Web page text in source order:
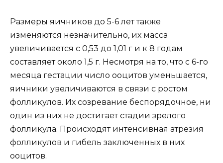
Размеры яичников до 5-6 лет также
изменяются незначительно, их масса
увеличивается с 0,53 до 1,01 г и к 8 годам
составляет около 1,5 г. Несмотря на то, что с 6-го
месяца гестации число ооцитов уменьшается,
яичники увеличиваются в связи с ростом
фолликулов. Их созревание беспорядочное, ни
один из них не достигает стадии зрелого
фолликула. Происходят интенсивная атрезия
фолликулов и гибель заключенных в них
ооцитов.